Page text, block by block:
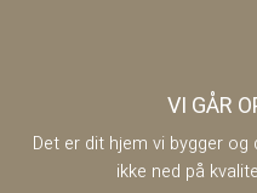
VI GÅR
​​Det er dit hjem vi bygger
ikke ned på